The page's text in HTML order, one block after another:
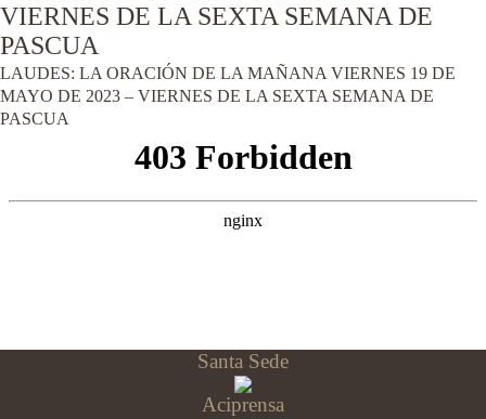
VIERNES DE LA SEXTA SEMANA DE
PASCUA
LAUDES: LA ORACIÓN DE LA MAÑANA VIERNES 19 DE
MAYO DE 2023 – VIERNES DE LA SEXTA SEMANA DE
PASCUA
Santa Sede
Aciprensa